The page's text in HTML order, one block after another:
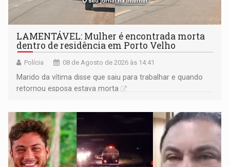
LAMENTÁVEL: Mulher é encontrada morta
dentro de residência em Porto Velho
Polícia 08 de Agosto de 2026 às 14:41
Marido da vítima disse que saiu para trabalhar e quando
retornou esposa estava morta